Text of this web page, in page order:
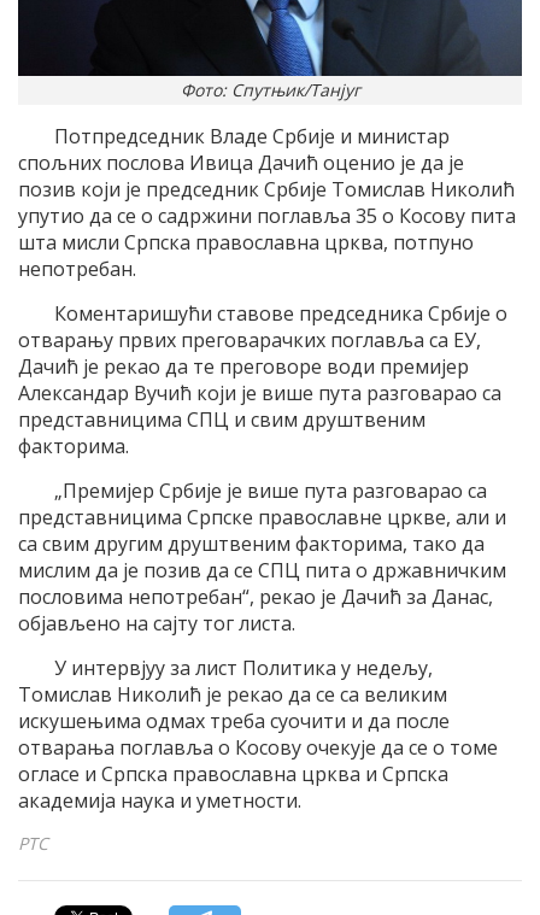
Фото: Спутњик/Танјуг
Потпредседник Владе Србије и министар
спољних послова Ивица Дачић оценио је да је
позив који је председник Србије Томислав Николић
упутио да се о садржини поглавља 35 о Косову пита
шта мисли Српска православна црква, потпуно
непотребан.
Коментаришући ставове председника Србије о
отварању првих преговарачких поглавља са ЕУ,
Дачић је рекао да те преговоре води премијер
Александар Вучић који је више пута разговарао са
представницима СПЦ и свим друштвеним
факторима.
„Премијер Србије је више пута разговарао са
представницима Српске православне цркве, али и
са свим другим друштвеним факторима, тако да
мислим да је позив да се СПЦ пита о државничким
пословима непотребан“, рекао је Дачић за Данас,
објављено на сајту тог листа.
У интервјуу за лист Политика у недељу,
Томислав Николић је рекао да се са великим
искушењима одмах треба суочити и да после
отварања поглавља о Косову очекује да се о томе
огласе и Српска православна црква и Српска
академија наука и уметности.
РТС